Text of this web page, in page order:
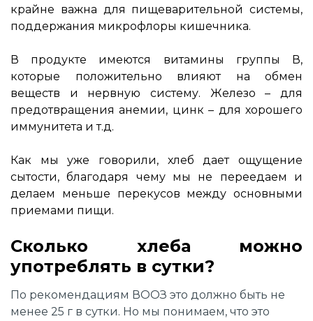
крайне важна для пищеварительной системы,
поддержания микрофлоры кишечника.
В продукте имеются витамины группы В,
которые положительно влияют на обмен
веществ и нервную систему. Железо – для
предотвращения анемии, цинк – для хорошего
иммунитета и т.д.
Как мы уже говорили, хлеб дает ощущение
сытости, благодаря чему мы не переедаем и
делаем меньше перекусов между основными
приемами пищи.
Сколько хлеба можно
употреблять в сутки?
По рекомендациям ВООЗ это должно быть не
менее 25 г в сутки. Но мы понимаем, что это